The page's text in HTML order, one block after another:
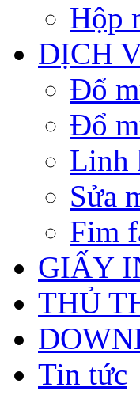
Hộp
DỊCH
Đổ
Đổ
Linh
Sửa
Fim
GIẤY
THỦ
Tin tức